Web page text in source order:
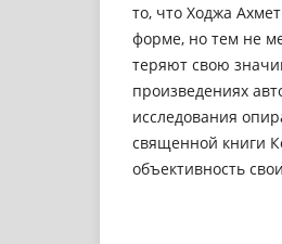
то, что Ходжа
форме, но тем не
теряют свою
произведениях
исследования
священной книги
объективность